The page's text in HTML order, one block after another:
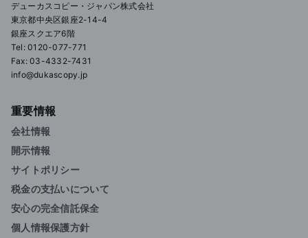
デューカスコピー・ジャパン株式会社
東京都中央区銀座2-14-4
銀座スクエア6階
Tel: 0120-077-771
Fax: 03-4332-7431
info@dukascopy.jp
重要情報
会社情報
開示情報
サイトポリシー
税金の支払いについて
安心の完全信託保全
個人情報保護方針